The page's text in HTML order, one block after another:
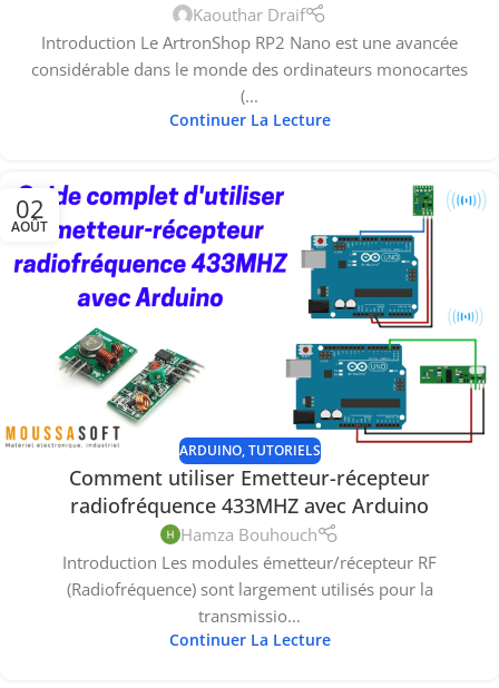
Kaouthar Draif
Introduction Le ArtronShop RP2 Nano est une avancée
considérable dans le monde des ordinateurs monocartes
(...
Continuer La Lecture
02
AOÛT
ARDUINO,TUTORIELS
Comment utiliser Emetteur-récepteur
radiofréquence 433MHZ avec Arduino
Hamza Bouhouch
Introduction Les modules émetteur/récepteur RF
(Radiofréquence) sont largement utilisés pour la
transmissio...
Continuer La Lecture